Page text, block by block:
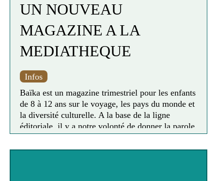
UN NOUVEAU
MAGAZINE A LA
MEDIATHEQUE
Infos
Baïka est un magazine trimestriel pour les enfants
de 8 à 12 ans sur le voyage, les pays du monde et
la diversité culturelle. A la base de la ligne
éditoriale, il y a notre volonté de donner la parole
installés en France et y grandissent dans une